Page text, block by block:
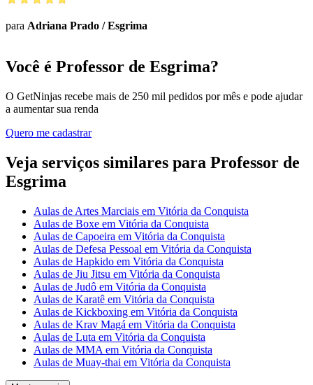
para Adriana Prado /Esgrima
Você é Professor de Esgrima?
O GetNinjas recebe mais de 250 mil pedidos por mês e pode ajudar
a aumentar sua renda
Quero me cadastrar
Veja serviços similares para Professor de
Esgrima
Aulas de Artes Marciais em Vitória da Conquista
Aulas de Boxe em Vitória da Conquista
Aulas de Capoeira em Vitória da Conquista
Aulas de Defesa Pessoal em Vitória da Conquista
Aulas de Hapkido em Vitória da Conquista
Aulas de Jiu Jitsu em Vitória da Conquista
Aulas de Judô em Vitória da Conquista
Aulas de Karatê em Vitória da Conquista
Aulas de Kickboxing em Vitória da Conquista
Aulas de Krav Magá em Vitória da Conquista
Aulas de Luta em Vitória da Conquista
Aulas de MMA em Vitória da Conquista
Aulas de Muay-thai em Vitória da Conquista